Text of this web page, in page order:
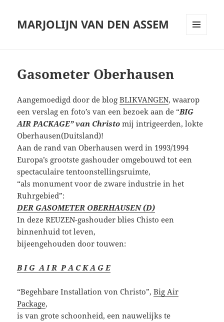
MARJOLIJN VAN DEN ASSEM
Gasometer Oberhausen
Aangemoedigd door de blogBLIKVANGEN, waarop
een verslag en foto’s van een bezoek aan de “BIG
AIR PACKAGE” van Christo mij intrigeerden, lokte
Oberhausen(Duitsland)!
Aan de rand van Oberhausen werd in 1993/1994
Europa’s grootste gashouder omgebouwd tot een
spectaculaire tentoonstellingsruimte,
“als monument voor de zware industrie in het
Ruhrgebied”:
DER GASOMETER OBERHAUSEN (D)
In deze REUZEN-gashouder blies Chisto een
binnenhuid tot leven,
bijeengehouden door touwen:
B I G A I R P A C K A G E
“Begehbare Installation von Christo”,Big Air
Package,
is van grote schoonheid, een nauwelijks te